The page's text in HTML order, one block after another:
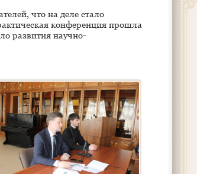
что на деле стало
конференция прошла
развития научно-